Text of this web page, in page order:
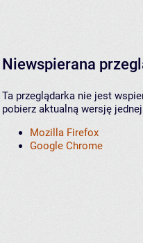
Niewspierana
Ta przeglądarka nie jest
pobierz aktualną wersję
Mozilla Firefox
Google Chrome